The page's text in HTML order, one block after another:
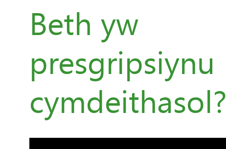
Beth yw
presgripsiynu
cymdeithasol?